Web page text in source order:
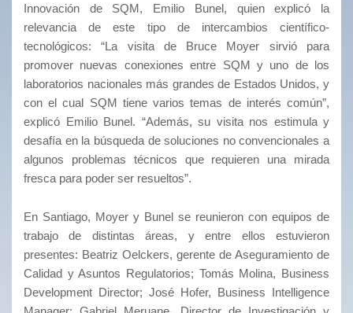
Innovación de SQM, Emilio Bunel, quien explicó la
relevancia de este tipo de intercambios científico-
tecnológicos: “La visita de Bruce Moyer sirvió para
promover nuevas conexiones entre SQM y uno de los
laboratorios nacionales más grandes de Estados Unidos, y
con el cual SQM tiene varios temas de interés común”,
explicó Emilio Bunel. “Además, su visita nos estimula y
desafía en la búsqueda de soluciones no convencionales a
algunos problemas técnicos que requieren una mirada
fresca para poder ser resueltos”.
En Santiago, Moyer y Bunel se reunieron con equipos de
trabajo de distintas áreas, y entre ellos estuvieron
presentes: Beatriz Oelckers, gerente de Aseguramiento de
Calidad y Asuntos Regulatorios; Tomás Molina, Business
Development Director; José Hofer, Business Intelligence